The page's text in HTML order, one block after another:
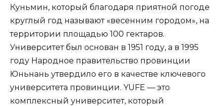
Куньмин, который благодаря приятной погоде
круглый год называют «весенним городом», на
территории площадью 100 гектаров.
Университет был основан в 1951 году, а в 1995
году Народное правительство провинции
Юньнань утвердило его в качестве ключевого
университета провинции. YUFE — это
комплексный университет, который